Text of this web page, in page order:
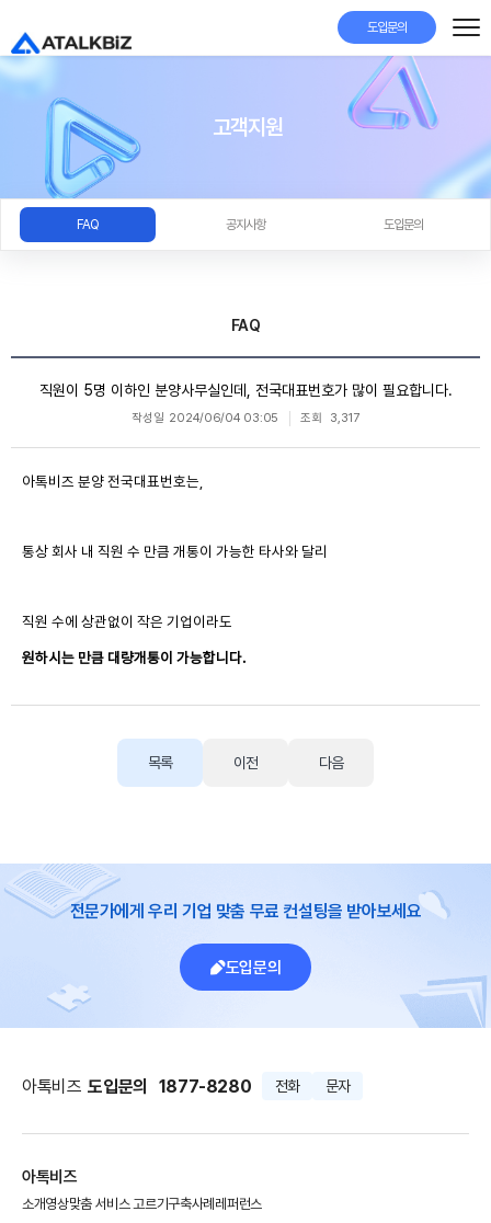
도입문의
고객지원
FAQ 공지사항 도입문의
FAQ
직원이 5명 이하인 분양사무실인데, 전국대표번호가 많이 필요합니다.
작성일 2024/06/04 03:05 조회 3,317
아톡비즈 분양 전국대표번호는,
통상 회사 내 직원 수 만큼 개통이 가능한 타사와 달리
직원 수에 상관없이 작은 기업이라도
원하시는 만큼 대량개통이 가능합니다.
목록 이전 다음
전문가에게 우리 기업 맞춤 무료 컨설팅을 받아보세요
도입문의
아톡비즈 도입문의 1877-8280 전화 문자
아톡비즈
소개영상맞춤 서비스 고르기구축사례 레퍼런스